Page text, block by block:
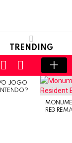
TRENDING
SWITCH
SKIN
LOGIN
JOGO
RE3